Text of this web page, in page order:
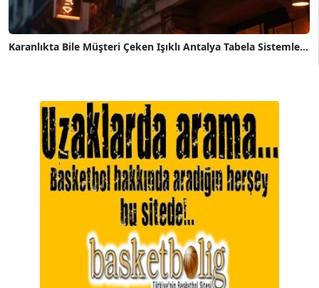
Karanlıkta Bile Müşteri Çeken Işıklı Antalya Tabela Sistemle...
A. BAHRİ VRESKALA
Köşe Yazarı